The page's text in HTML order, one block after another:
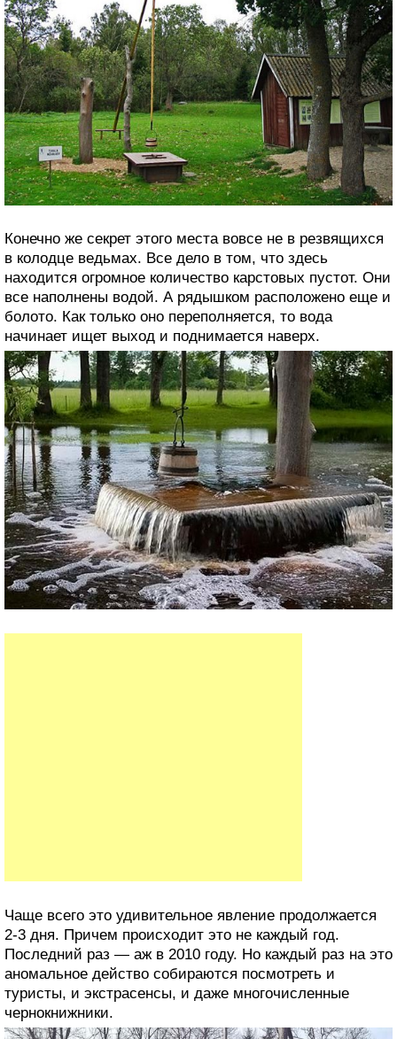
Конечно же секрет этого места вовсе не в резвящихся
в колодце ведьмах. Все дело в том, что здесь
находится огромное количество карстовых пустот. Они
все наполнены водой. А рядышком расположено еще и
болото. Как только оно переполняется, то вода
начинает ищет выход и поднимается наверх.
Чаще всего это удивительное явление продолжается
2-3 дня. Причем происходит это не каждый год.
Последний раз — аж в 2010 году. Но каждый раз на это
аномальное действо собираются посмотреть и
туристы, и экстрасенсы, и даже многочисленные
чернокнижники.